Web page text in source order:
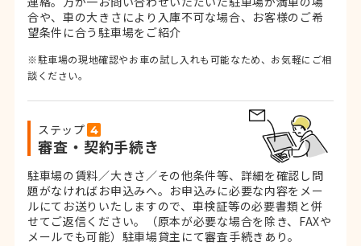
合や、車の大きさにより入庫不可な場合、お客様のご希
望条件に合う駐車場をご紹介
※駐車場の現地確認やお車の試し入れも可能なため、お気軽にご相
談ください。
ステップ
審査・契約手続き
駐車場の賃料／大きさ／その他条件等、詳細を確認し問
題がなければお申込みへ。お申込みに必要な内容をメー
ルにてお送りいたしますので、車検証等の必要書類と併
せてご返信ください。
（原本が必要な場合を除き、FAXや
メールでも可能） 駐車場貸主にて審査手続きあり。